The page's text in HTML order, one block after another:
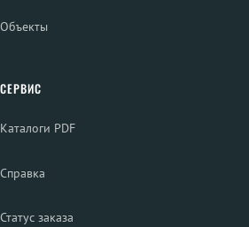
Объекты
СЕРВИС
Каталоги PDF
Справка
Статус заказа